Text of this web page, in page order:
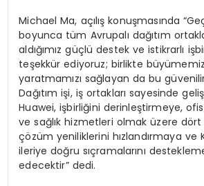
Michael Ma, açılış konuşmasında
boyunca tüm Avrupalı dağıtım
aldığımız güçlü destek ve istikrarlı
teşekkür ediyoruz; birlikte
yaratmamızı sağlayan da bu
Dağıtım işi, iş ortakları sayesinde
Huawei, işbirliğini derinleştirmeye,
ve sağlık hizmetleri olmak üzere
çözüm yeniliklerini hızlandırmaya ve
ileriye doğru sıçramalarını
edecektir” dedi.